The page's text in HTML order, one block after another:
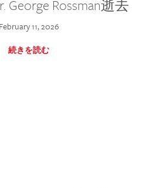
George Rossman逝去
February 11, 2026
続きを読む